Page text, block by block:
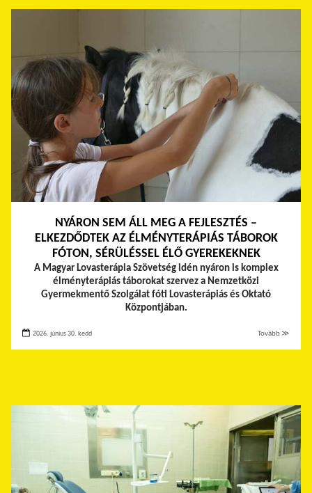
NYÁRON SEM ÁLL MEG A FEJLESZTÉS –
ELKEZDŐDTEK AZ ÉLMÉNYTERÁPIÁS TÁBOROK
FÓTON, SÉRÜLÉSSEL ÉLŐ GYEREKEKNEK
A Magyar Lovasterápia Szövetség idén nyáron is komplex
élményterápiás táborokat szervez a Nemzetközi
Gyermekmentő Szolgálat fóti Lovasterápiás és Oktató
Központjában.
2026. június 30. kedd Tovább ≫